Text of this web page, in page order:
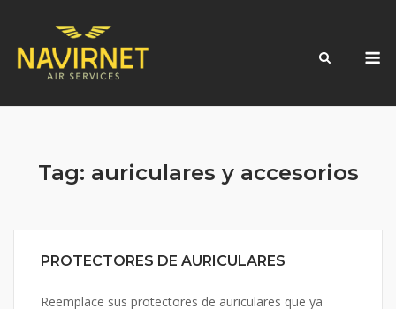
content
Tag: auriculares y accesorios
PROTECTORES DE AURICULARES
Reemplace sus protectores de auriculares que ya